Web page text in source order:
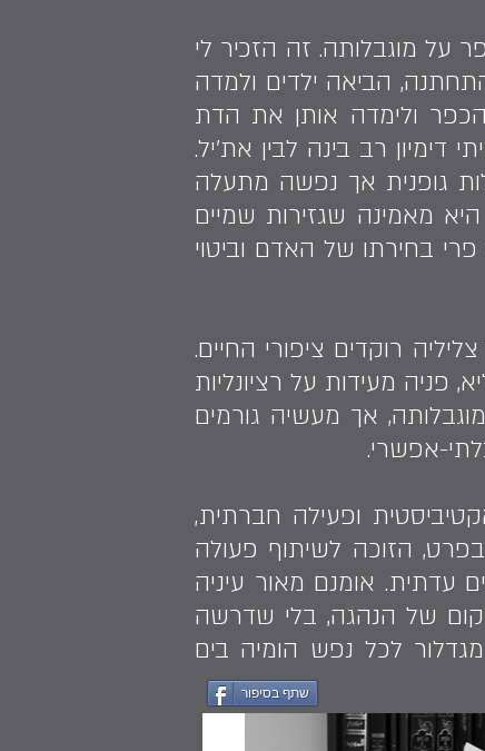
על מוגבלותה. זה הזכיר לי
הביאה ילדים ולמדה
ולימדה אותן את הדת
רב בינה לבין את'יל.
גופנית אך נפשה מתעלה
מאמינה שגזירות שמיים
בחירתו של האדם וביטוי
רוקדים ציפורי החיים.
פניה מעידות על רציונליות
אך מעשיה גורמים
אפשרי.
ופעילה חברתית,
הזוכה לשיתוף פעולה
עדתית. אומנם מאור עיניה
של הנהגה, בלי שדרשה
לכל נפש הומיה בים
שתף בסיפור